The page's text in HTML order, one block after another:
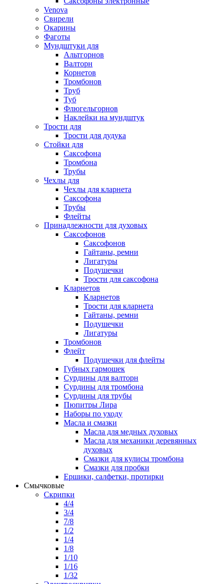
Venova
Свирели
Окарины
Фаготы
Мундштуки для
Альтгорнов
Валторн
Корнетов
Тромбонов
Труб
Туб
Флюгельгорнов
Наклейки на мундштук
Трости для
Трости для дудука
Стойки для
Саксофона
Тромбона
Трубы
Чехлы для
Чехлы для кларнета
Саксофона
Трубы
Флейты
Принадлежности для духовых
Саксофонов
Саксофонов
Гайтаны, ремни
Лигатуры
Подушечки
Трости для саксофона
Кларнетов
Кларнетов
Трости для кларнета
Гайтаны, ремни
Подушечки
Лигатуры
Тромбонов
Флейт
Подушечки для флейты
Губных гармошек
Сурдины для валторн
Сурдины для тромбона
Сурдины для трубы
Пюпитры Лира
Наборы по уходу
Масла и смазки
Масла для медных духовых
Масла для механики деревянных
духовых
Смазки для кулисы тромбона
Смазки для пробки
Ершики, салфетки, протирки
Смычковые
Скрипки
4/4
3/4
7/8
1/2
1/4
1/8
1/10
1/16
1/32